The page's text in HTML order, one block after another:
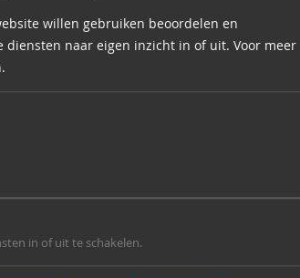
- stiftlengte
regelbare
13 - 54 mm
13 - 54 mm
willen gebruiken beoordelen en
diensten naar eigen inzicht in of uit. Voor meer
in of uit te schakelen.